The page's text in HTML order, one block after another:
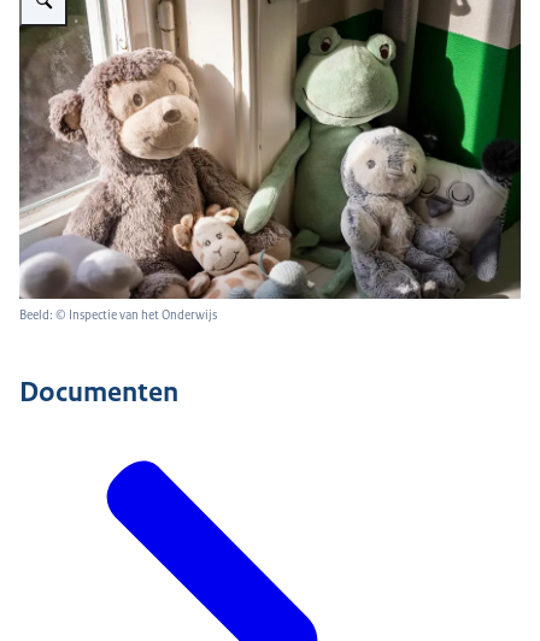
Beeld: © Inspectie van het Onderwijs
Documenten